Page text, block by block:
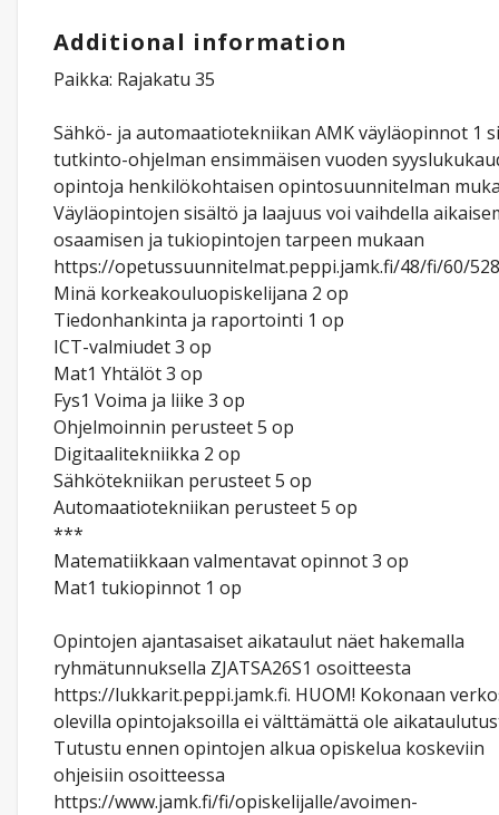
Additional information
Paikka: Rajakatu 35
Sähkö- ja automaatiotekniikan AMK väyläopinnot 1
tutkinto-ohjelman ensimmäisen vuoden
opintoja henkilökohtaisen opintosuunnitelman
Väyläopintojen sisältö ja laajuus voi vaihdella
osaamisen ja tukiopintojen tarpeen mukaan
https://opetussuunnitelmat.peppi.jamk.fi/48/fi/60/
Minä korkeakouluopiskelijana 2 op
Tiedonhankinta ja raportointi 1 op
ICT-valmiudet 3 op
Mat1 Yhtälöt 3 op
Fys1 Voima ja liike 3 op
Ohjelmoinnin perusteet 5 op
Digitaalitekniikka 2 op
Sähkötekniikan perusteet 5 op
Automaatiotekniikan perusteet 5 op
***
Matematiikkaan valmentavat opinnot 3 op
Mat1 tukiopinnot 1 op
Opintojen ajantasaiset aikataulut näet hakemalla
ryhmätunnuksella ZJATSA26S1 osoitteesta
https://lukkarit.peppi.jamk.fi. HUOM! Kokonaan
olevilla opintojaksoilla ei välttämättä ole
Tutustu ennen opintojen alkua opiskelua koskeviin
ohjeisiin osoitteessa
https://www.jamk.fi/fi/opiskelijalle/avoimen-